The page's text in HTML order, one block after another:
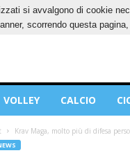
CONTATTI COOKIES
VOLLEY CALCIO
Krav Maga, molto più di difesa
si avvalgono di cookie
scorrendo questa